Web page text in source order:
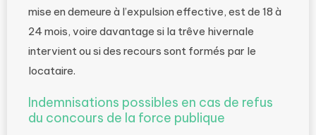
mise en demeure à l’expulsion effective, est de 18 à
24 mois, voire davantage si la trêve hivernale
intervient ou si des recours sont formés par le
locataire.
Indemnisations possibles en cas de refus
du concours de la force publique